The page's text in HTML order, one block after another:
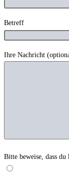
Betreff
Ihre Nach­richt
Bit­te bewei­se, dass